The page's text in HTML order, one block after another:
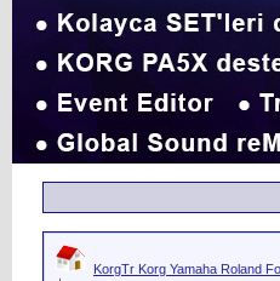
KorgTr Korg Yamaha Roland